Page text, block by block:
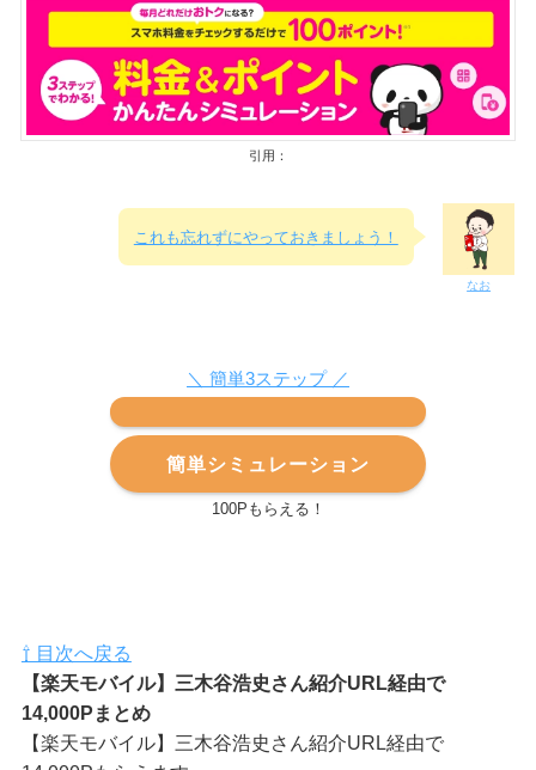
引用：
なお
これも忘れずにやっておきましょう！
＼ 簡単3ステップ ／
簡単シミュレーション
100Pもらえる！
⇧ 目次へ戻る
【楽天モバイル】三木谷浩史さん紹介URL経由で
14,000Pまとめ
【楽天モバイル】三木谷浩史さん紹介URL経由で